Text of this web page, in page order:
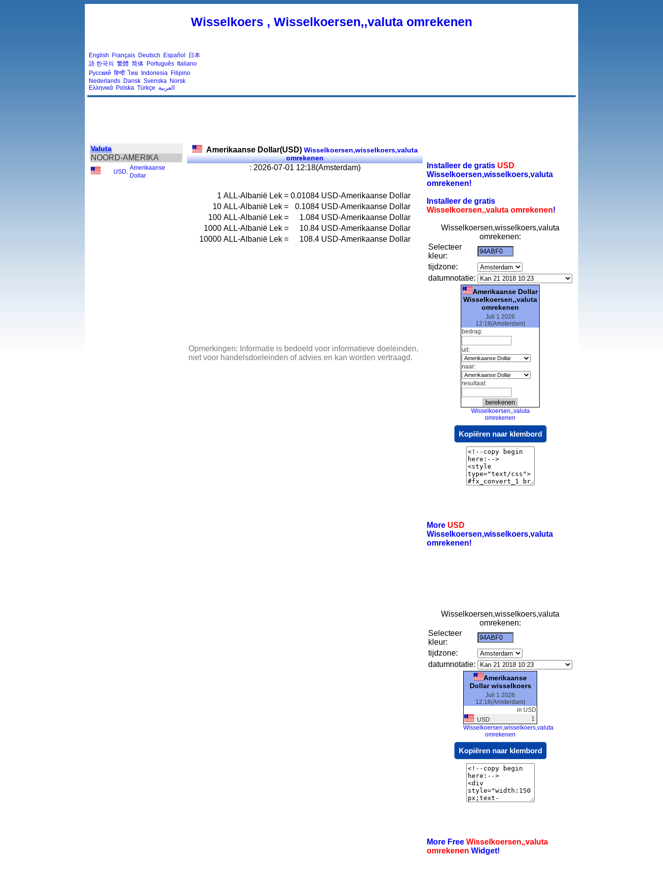
Wisselkoers , Wisselkoersen,,valuta omrekenen
English Français Deutsch Español
日本
語 한국의 繁體 简体 Português Italiano
Русский हिन्दी ไทย Indonesia Filipino
Nederlands Dansk Svenska Norsk
Ελληνικά Polska Türkçe العربية
Valuta
NOORD-AMERIKA
USD
Amerikaanse
Dollar
Amerikaanse Dollar(USD)Wisselkoersen,wisselkoers,valuta
omrekenen
: 2026-07-01 12:18(Amsterdam)
1 ALL-Albanië Lek = 0.01084 USD-Amerikaanse Dollar
10 ALL-Albanië Lek = 0.1084 USD-Amerikaanse Dollar
100 ALL-Albanië Lek = 1.084 USD-Amerikaanse Dollar
1000 ALL-Albanië Lek = 10.84 USD-Amerikaanse Dollar
10000 ALL-Albanië Lek = 108.4 USD-Amerikaanse Dollar
Opmerkingen: Informatie is bedoeld voor informatieve doeleinden,
niet voor handelsdoeleinden of advies en kan worden vertraagd.
Installeer de gratis USD
Wisselkoersen,wisselkoers,valuta
omrekenen!
Installeer de gratis
Wisselkoersen,,valuta omrekenen!
Wisselkoersen,wisselkoers,valuta
omrekenen:
Selecteer
kleur:
tijdzone:
datumnotatie:
Amerikaanse Dollar
Wisselkoersen,,valuta
omrekenen
Juli 1 2026
12:18(Amsterdam)
bedrag:
uit:
naar:
resultaat:
Wisselkoersen,,valuta
omrekenen
Kopiëren naar klembord
More USD
Wisselkoersen,wisselkoers,valuta
omrekenen!
Wisselkoersen,wisselkoers,valuta
omrekenen:
Selecteer
kleur:
tijdzone:
datumnotatie:
Amerikaanse
Dollar wisselkoers
Juli 1 2026
12:18(Amsterdam)
in USD
USD
1
Wisselkoersen,wisselkoers,valuta
omrekenen
Kopiëren naar klembord
More Free Wisselkoersen,,valuta
omrekenen Widget!